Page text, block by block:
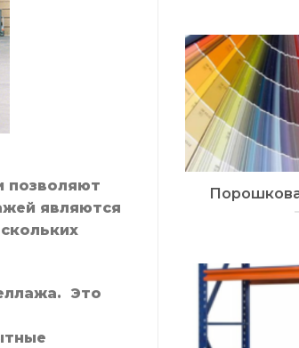
позволяют
являются
Это